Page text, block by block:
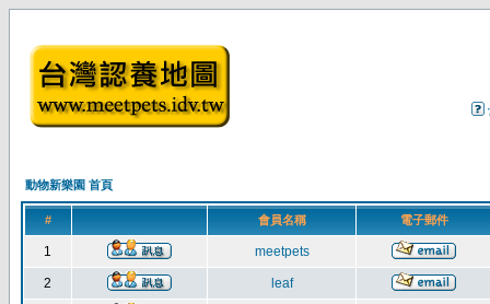
動物新樂園 首頁
# 會員名稱 電子郵件
1 meetpets
2 leaf